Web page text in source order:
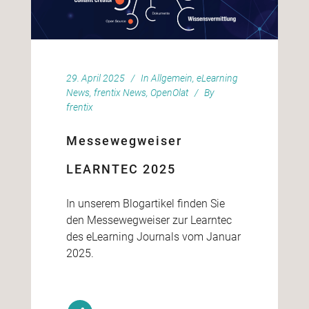
29. April 2025 In Allgemein, eLearning
News, frentix News, OpenOlat
By
frentix
Messewegweiser
LEARNTEC 2025
In unserem Blogartikel finden Sie
den Messewegweiser zur Learntec
des eLearning Journals vom Januar
2025.